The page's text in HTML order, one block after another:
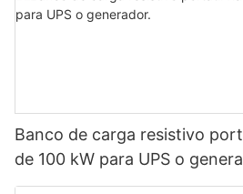
Banco de carga resistivo
de 100 kW para UPS o